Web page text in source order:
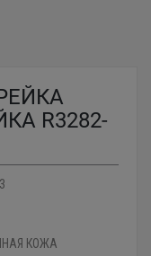
R3282-
КОЖА